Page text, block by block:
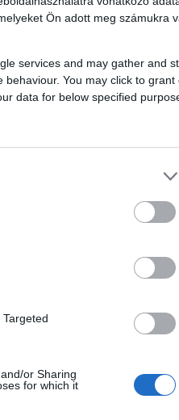
Ön adott meg számukra
services and may gather and
You may click to grant
data for below specified
or Sharing
for which it
Banknál dolgoztam. 2015
Rókus Kórház pszichiátria
a kurzus alapjait
kommunikációjára,